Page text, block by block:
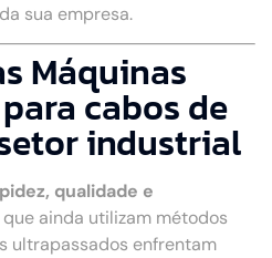
sua empresa.
Máquinas
cabos de
industrial
qualidade e
que ainda utilizam métodos
ultrapassados enfrentam